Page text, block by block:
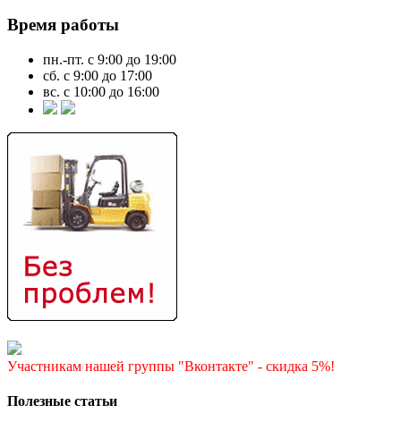
Время работы
пн.-пт. с 9:00 до 19:00
сб. с 9:00 до 17:00
вс. с 10:00 до 16:00
Участникам нашей группы "Вконтакте" - скидка 5%!
Полезные статьи